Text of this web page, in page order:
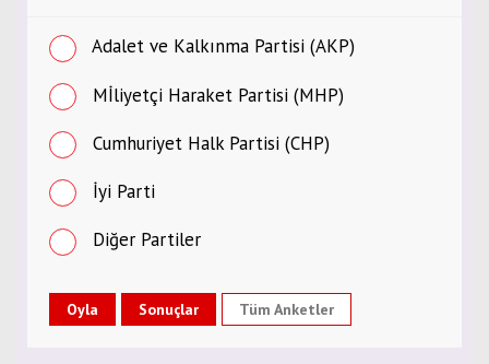
Adalet ve Kalkınma Partisi (AKP)
Mİliyetçi Haraket Partisi (MHP)
Cumhuriyet Halk Partisi (CHP)
İyi Parti
Diğer Partiler
Tüm Anketler